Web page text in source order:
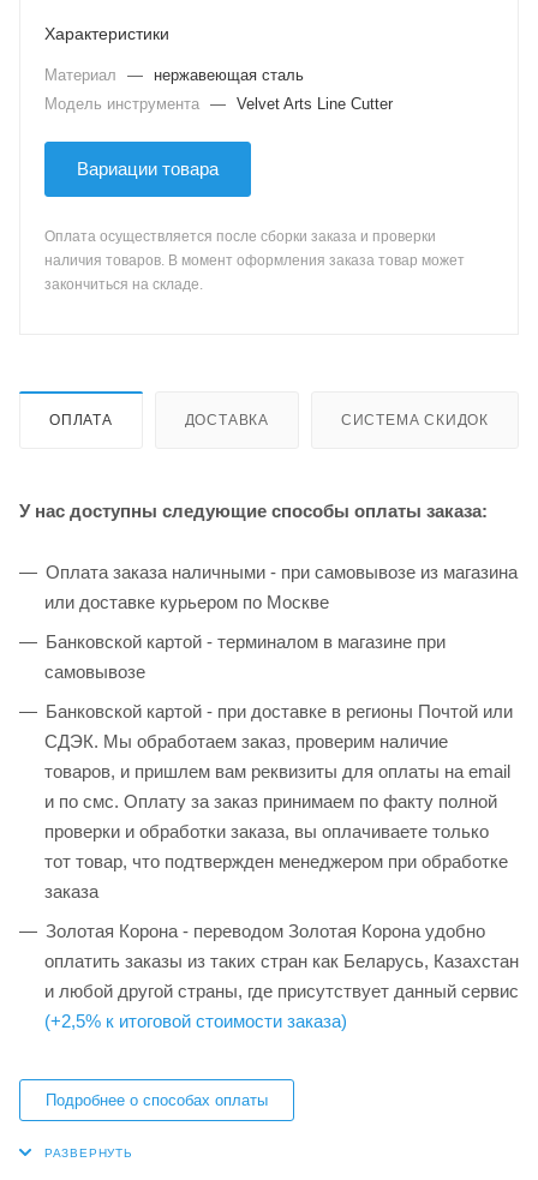
Характеристики
Материал —
нержавеющая сталь
Модель инструмента — Velvet Arts Line Cutter
Вариации товара
Оплата осуществляется после сборки заказа и проверки
наличия товаров. В момент оформления заказа товар может
закончиться на складе.
ОПЛАТА ДОСТАВКА СИСТЕМА СКИДОК
У нас доступны следующие способы оплаты заказа:
Оплата заказа наличными - при самовывозе из магазина
или доставке курьером по Москве
Банковской картой - терминалом в магазине при
самовывозе
Банковской картой - при доставке в регионы Почтой или
СДЭК. Мы обработаем заказ, проверим наличие
товаров, и пришлем вам реквизиты для оплаты на email
и по смс. Оплату за заказ принимаем по факту полной
проверки и обработки заказа, вы оплачиваете только
тот товар, что подтвержден менеджером при обработке
заказа
Золотая Корона - переводом Золотая Корона удобно
оплатить заказы из таких стран как Беларусь, Казахстан
и любой другой страны, где присутствует данный сервис
(+2,5% к итоговой стоимости заказа)
Подробнее о способах оплаты